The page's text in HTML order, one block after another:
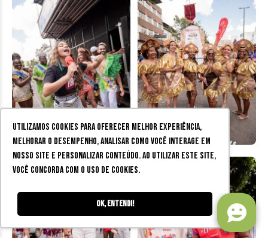
Utilizamos cookies para oferecer melhor experiência,
melhorar o desempenho, analisar como você interage em
nosso site e personalizar conteúdo. Ao utilizar este site,
você concorda com o uso de cookies.
Ok, entendi!